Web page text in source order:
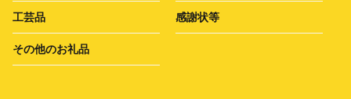
工芸品 感謝状等
その他のお礼品